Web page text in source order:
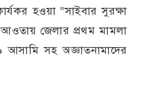
হওয়া “সাইবার সুরক্ষা
জেলার প্রথম মামলা
সহ অজ্ঞাতনামাদের